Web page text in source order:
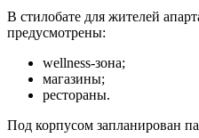
В стилобате для жителей
предусмотрены:
wellness-зона;
магазины;
рестораны.
Под корпусом запланирован